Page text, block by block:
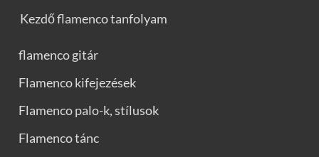
Kezdő flamenco tanfolyam
flamenco gitár
Flamenco kifejezések
Flamenco palo-k, stílusok
Flamenco tánc